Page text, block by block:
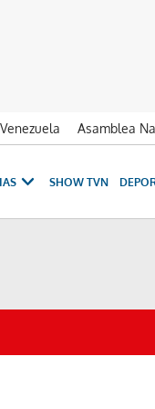
Venezuela Asamblea
SHOW TVN